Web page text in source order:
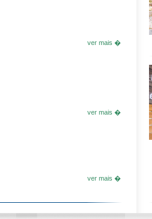
ver mais �
ver mais �
ver mais �